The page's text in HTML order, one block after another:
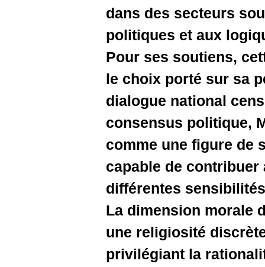
dans des
Pour ses
le choix
dialogue
comme
capable
La
une